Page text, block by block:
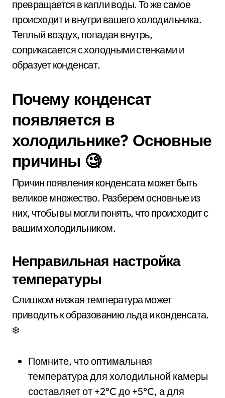
превращается в капли воды. То же самое
происходит и внутри вашего холодильника.
Теплый воздух, попадая внутрь,
соприкасается с холодными стенками и
образует конденсат.
Почему конденсат
появляется в
холодильнике? Основные
причины 🧐
Причин появления конденсата может быть
великое множество. Разберем основные из
них, чтобы вы могли понять, что происходит с
вашим холодильником.
Неправильная настройка
температуры
Слишком низкая температура может
приводить к образованию льда и конденсата.
❄️
Помните, что оптимальная
температура для холодильной камеры
составляет от +2°C до +5°C, а для